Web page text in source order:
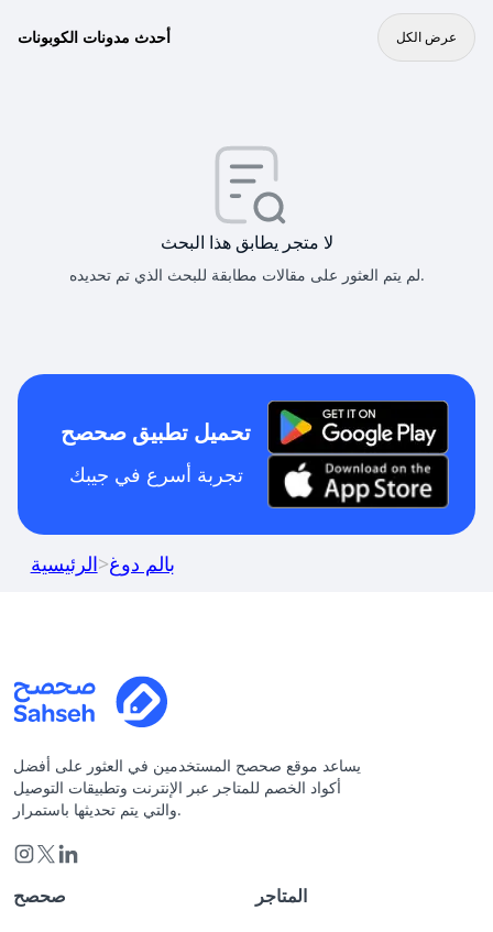
أحدث مدونات الكوبونات عرض الكل
لا متجر يطابق هذا البحث
لم يتم العثور على مقالات مطابقة للبحث الذي تم تحديده.
تحميل تطبيق صحصح
تجربة أسرع في جيبك
الرئيسية>بالم دوغ
يساعد موقع صحصح المستخدمين في العثور على أفضل
أكواد الخصم للمتاجر عبر الإنترنت وتطبيقات التوصيل
والتي يتم تحديثها باستمرار.
صحصح المتاجر